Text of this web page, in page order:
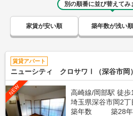
別の順番に並び替えてみ
家賃が安い順 築年数が浅い順
賃貸アパート
ニューシティ クロサワⅠ（深谷市岡）
NEW
高崎線/岡部駅 徒歩
埼玉県深谷市岡2丁
築年数
築28年